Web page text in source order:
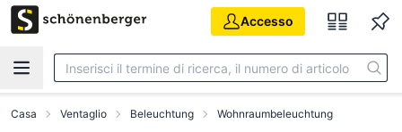
Vai al contenuto principale
Accesso
Casa Ventaglio Beleuchtung Wohnraumbeleuchtung